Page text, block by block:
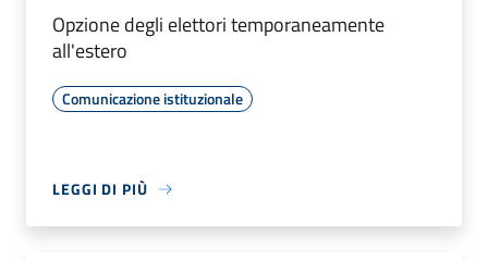
Opzione degli elettori temporaneamente
all'estero
Comunicazione istituzionale
LEGGI DI PIÙ